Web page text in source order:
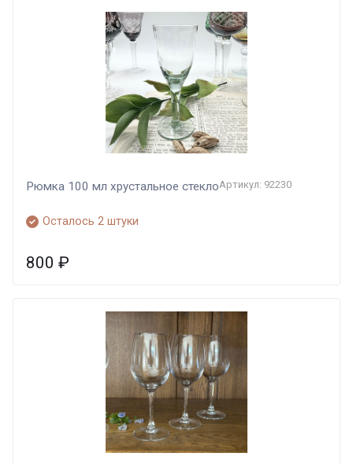
Рюмка 100 мл хрустальное стеклоАртикул: 92230
Осталось 2 штуки
800 ₽